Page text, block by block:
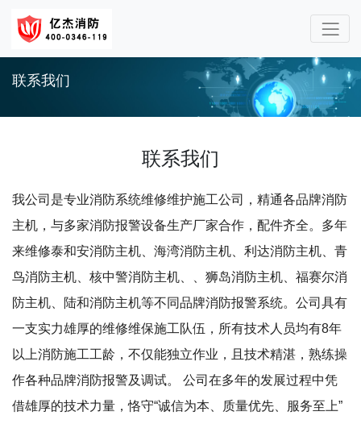
联系我们
联系我们
我公司是专业消防系统维修维护施工公司，精通各品牌消防
主机，与多家消防报警设备生产厂家合作，配件齐全。多年
来维修泰和安消防主机、海湾消防主机、利达消防主机、青
鸟消防主机、核中警消防主机、、狮岛消防主机、福赛尔消
防主机、陆和消防主机等不同品牌消防报警系统。公司具有
一支实力雄厚的维修维保施工队伍，所有技术人员均有8年
以上消防施工工龄，不仅能独立作业，且技术精湛，熟练操
作各种品牌消防报警及调试。 公司在多年的发展过程中凭
借雄厚的技术力量，恪守“诚信为本、质量优先、服务至上”